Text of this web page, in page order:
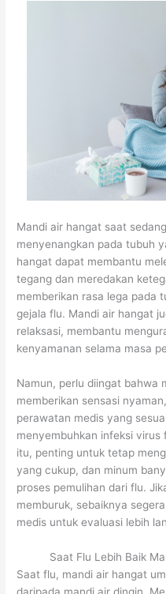
Mandi air hangat saat
menyenangkan pada tubuh
hangat dapat membantu
tegang dan meredakan
memberikan rasa lega pada
gejala flu. Mandi air hangat
relaksasi, membantu
kenyamanan selama masa
Namun, perlu diingat bahwa
memberikan sensasi
perawatan medis yang
menyembuhkan infeksi virus
itu, penting untuk tetap
yang cukup, dan minum
proses pemulihan dari flu.
memburuk, sebaiknya
medis untuk evaluasi lebih
Saat Flu Lebih Baik
Saat flu, mandi air hangat